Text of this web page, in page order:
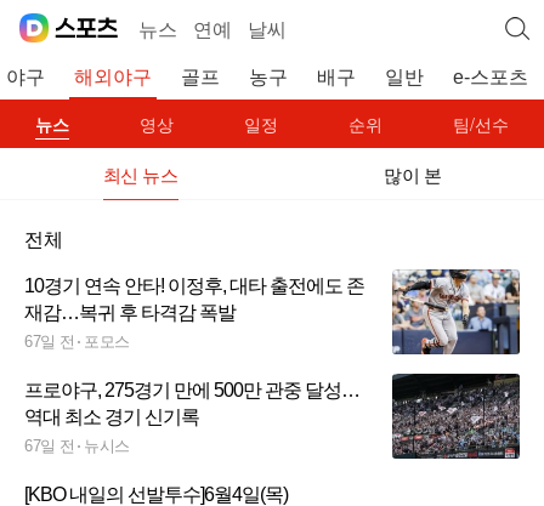
뉴스 연예 날씨
야구 해외야구 골프 농구 배구 일반 e-스포츠
뉴스 영상 일정 순위 팀/선수
최신 뉴스 많이 본
전체
10경기 연속 안타! 이정후, 대타 출전에도 존
재감…복귀 후 타격감 폭발
67일 전 포모스
프로야구, 275경기 만에 500만 관중 달성…
역대 최소 경기 신기록
67일 전 뉴시스
[KBO 내일의 선발투수]6월4일(목)